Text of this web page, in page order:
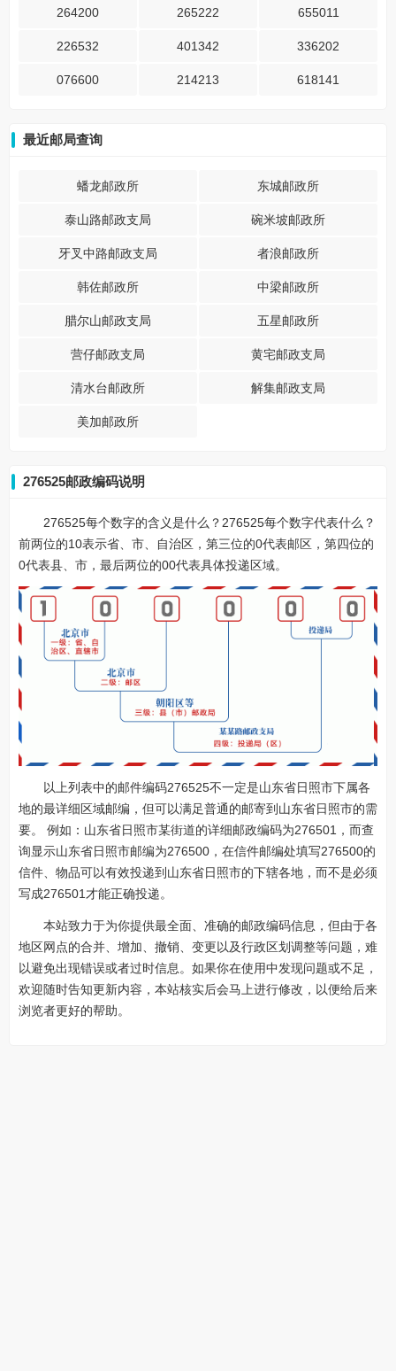
264200 265222 655011
226532 401342 336202
076600 214213 618141
最近邮局查询
蟠龙邮政所 东城邮政所
泰山路邮政支局 碗米坡邮政所
牙叉中路邮政支局 者浪邮政所
韩佐邮政所 中梁邮政所
腊尔山邮政支局 五星邮政所
营仔邮政支局 黄宅邮政支局
清水台邮政所 解集邮政支局
美加邮政所
276525邮政编码说明
276525每个数字的含义是什么？276525每个数字代表什么？
前两位的10表示省、市、自治区，第三位的0代表邮区，第四位的
0代表县、市，最后两位的00代表具体投递区域。
以上列表中的邮件编码276525不一定是山东省日照市下属各
地的最详细区域邮编，但可以满足普通的邮寄到山东省日照市的需
要。 例如：山东省日照市某街道的详细邮政编码为276501，而查
询显示山东省日照市邮编为276500，在信件邮编处填写276500的
信件、物品可以有效投递到山东省日照市的下辖各地，而不是必须
写成276501才能正确投递。
本站致力于为你提供最全面、准确的邮政编码信息，但由于各
地区网点的合并、增加、撤销、变更以及行政区划调整等问题，难
以避免出现错误或者过时信息。如果你在使用中发现问题或不足，
欢迎随时告知更新内容，本站核实后会马上进行修改，以便给后来
浏览者更好的帮助。